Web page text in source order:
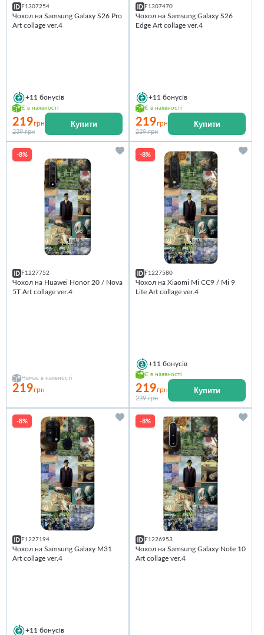
F1307254
Чохол на Samsung Galaxy S26 Pro
Art collage ver.4
+11 бонусів
Є в наявності
219грн
239 грн
Купити
F1307470
Чохол на Samsung Galaxy S26
Edge Art collage ver.4
+11 бонусів
Є в наявності
219грн
239 грн
Купити
-8%
F1227752
Чохол на Huawei Honor 20 / Nova
5T Art collage ver.4
Немає в наявності
219грн
-8%
F1227580
Чохол на Xiaomi Mi CC9 / Mi 9
Lite Art collage ver.4
+11 бонусів
Є в наявності
219грн
239 грн
Купити
-8%
F1227194
Чохол на Samsung Galaxy M31
Art collage ver.4
+11 бонусів
-8%
F1226953
Чохол на Samsung Galaxy Note 10
Art collage ver.4